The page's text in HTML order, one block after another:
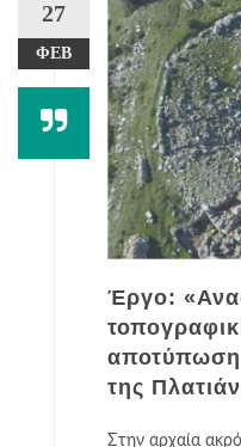
27
ΦΕΒ
Έργο:
αποτύπωση
της
Στην αρχαία